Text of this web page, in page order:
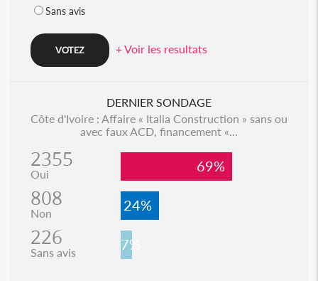
Sans avis
+ Voir les resultats
DERNIER SONDAGE
Côte d'Ivoire : Affaire « Italia Construction » sans ou
avec faux ACD, financement «...
2355
Oui 69%
808
Non 24%
226
Sans avis 7%